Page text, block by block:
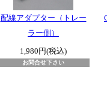
配線アダプター（トレー
ラー側）
1,980円(税込)
お問合せ下さい